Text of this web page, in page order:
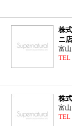
株
ニ店
富
TEL
株
富
TEL